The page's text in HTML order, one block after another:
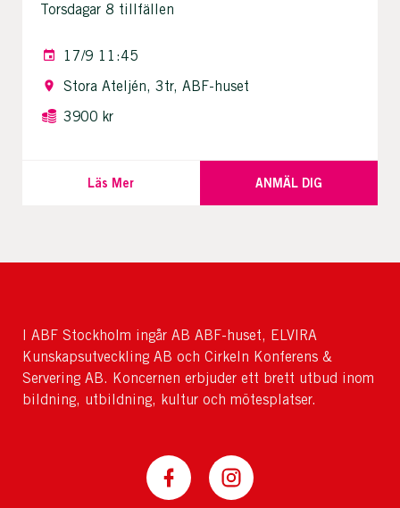
Torsdagar 8 tillfällen
17/9 11:45
Stora Ateljén, 3tr, ABF-huset
3900 kr
Läs Mer ANMÄL DIG
I ABF Stockholm ingår AB ABF-huset, ELVIRA
Kunskapsutveckling AB och Cirkeln Konferens &
Servering AB. Koncernen erbjuder ett brett utbud inom
bildning, utbildning, kultur och mötesplatser.